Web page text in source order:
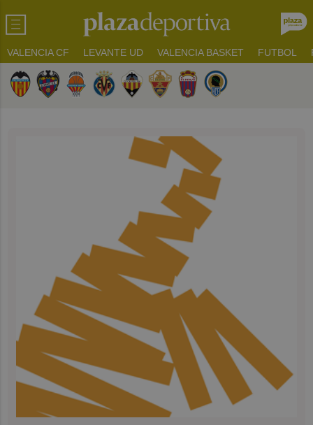
VALENCIA CF LEVANTE UD VALENCIA BASKET FUTBOL